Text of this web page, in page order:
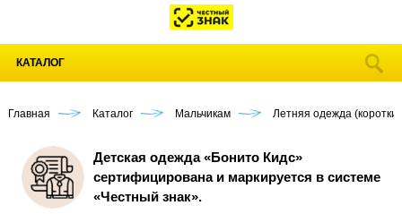
КАТАЛОГ
Главная Каталог Мальчикам Летняя одежда
Детская одежда «Бонито Кидс»
сертифицирована и маркируется в системе
«Честный знак».